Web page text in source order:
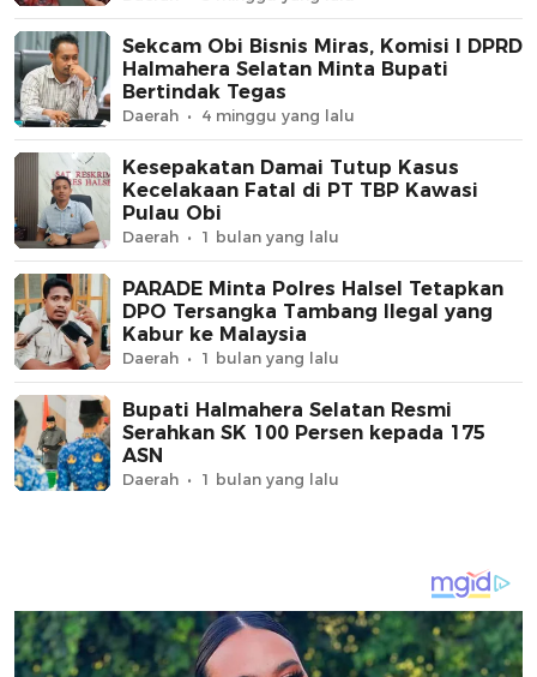
Sekcam Obi Bisnis Miras, Komisi I DPRD
Halmahera Selatan Minta Bupati
Bertindak Tegas
Daerah 4 minggu yang lalu
Kesepakatan Damai Tutup Kasus
Kecelakaan Fatal di PT TBP Kawasi
Pulau Obi
Daerah 1 bulan yang lalu
PARADE Minta Polres Halsel Tetapkan
DPO Tersangka Tambang Ilegal yang
Kabur ke Malaysia
Daerah 1 bulan yang lalu
Bupati Halmahera Selatan Resmi
Serahkan SK 100 Persen kepada 175
ASN
Daerah 1 bulan yang lalu